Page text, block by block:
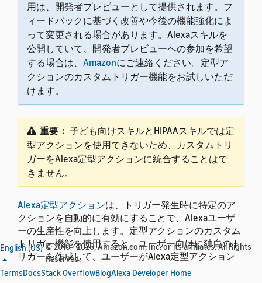
用は、開発者プレビューとして提供されます。フ
ィードバックに基づく改善や今後の機能強化によ
って変更される場合があります。 Alexaスキルを
公開していて、開発者プレビューへの参加を希望
する場合は、 Amazonにご連絡ください。定型ア
クションのカスタムトリガー機能をお試しいただ
けます。
重要： 子ども向けスキルとHIPAAスキルでは定
型アクションを使用できないため、カスタムトリ
ガーをAlexa定型アクションに統合することはで
きません。
Alexa定型アクションは、トリガー発生時に特定のア
クションを自動的に有効にすることで、Alexaユーザ
ーの生産性を向上します。定型アクションのカスタム
トリガー機能を使用すると、ユーザー向けに独自のト
リガーを作成して、ユーザーがAlexa定型アクション
を作成するための選択肢を増やすことができます。
English (US) © 2010 - 2026, Amazon.com, Inc. or its affiliates. All Rights
Reserved.
TermsDocsStack OverflowBlogAlexa Developer Home